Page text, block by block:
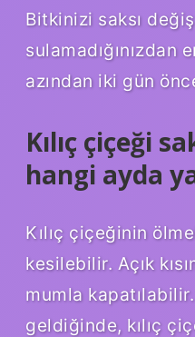
Bitkinizi saksı
sulamadığınızdan
azından iki gün
Kılıç çiçeği
hangi ayda
Kılıç çiçeğinin
kesilebilir. Açık
mumla
geldiğinde, kılıç